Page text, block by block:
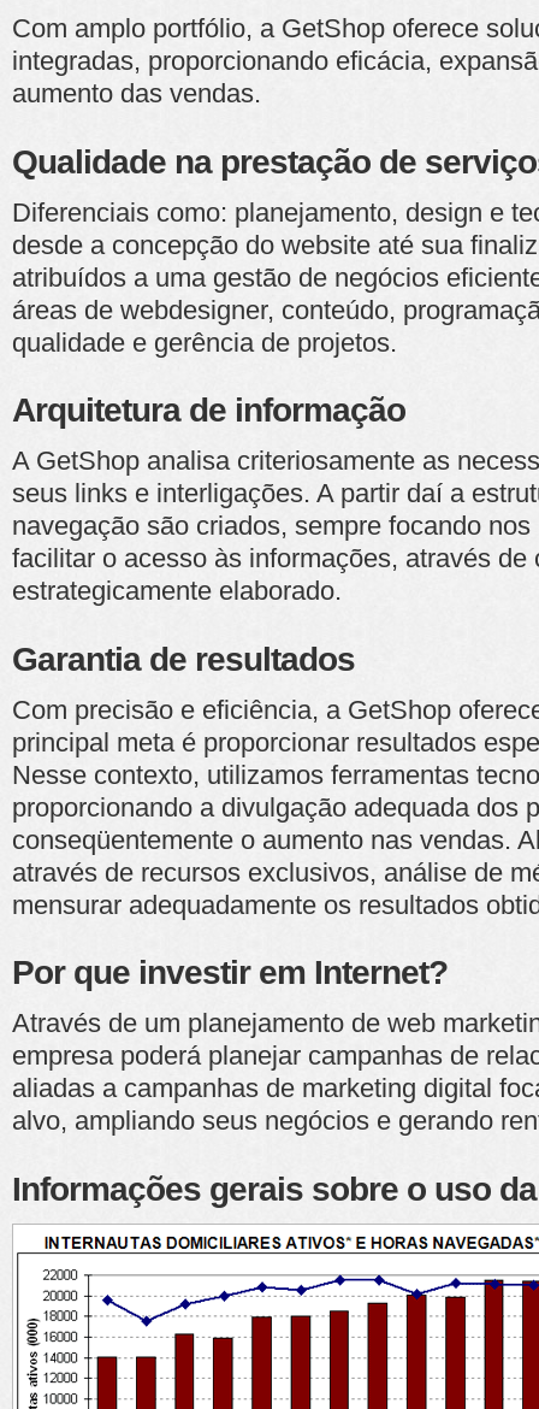
Com amplo portfólio, a GetShop oferece
integradas, proporcionando eficácia,
aumento das vendas.
Qualidade na prestação de
Diferenciais como: planejamento, design e
desde a concepção do website até sua
atribuídos a uma gestão de negócios
áreas de webdesigner, conteúdo,
qualidade e gerência de projetos.
Arquitetura de informação
A GetShop analisa criteriosamente as
seus links e interligações. A partir daí a
navegação são criados, sempre focando
facilitar o acesso às informações, através de
estrategicamente elaborado.
Garantia de resultados
Com precisão e eficiência, a GetShop
principal meta é proporcionar resultados
Nesse contexto, utilizamos ferramentas
proporcionando a divulgação adequada dos
conseqüentemente o aumento nas vendas.
através de recursos exclusivos, análise de
mensurar adequadamente os resultados
Por que investir em Internet?
Através de um planejamento de web
empresa poderá planejar campanhas de
aliadas a campanhas de marketing digital
alvo, ampliando seus negócios e gerando
Informações gerais sobre o uso